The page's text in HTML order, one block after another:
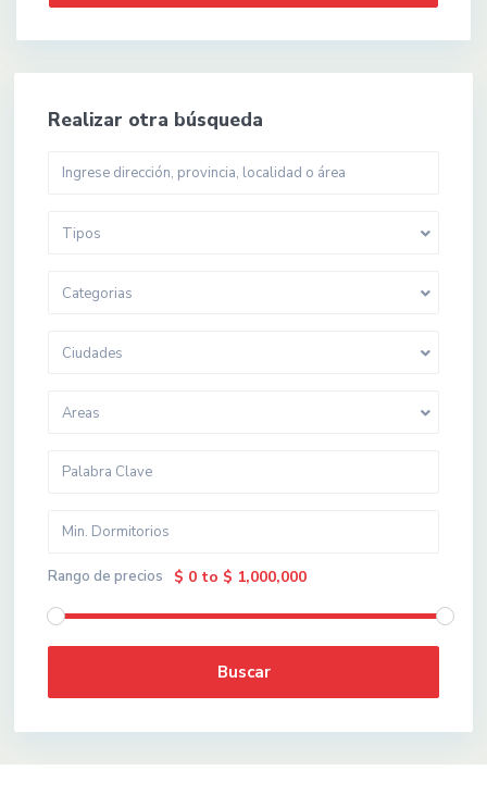
Realizar otra búsqueda
Tipos
Categorias
Ciudades
Areas
Rango de precios $ 0 to $ 1,000,000
Buscar